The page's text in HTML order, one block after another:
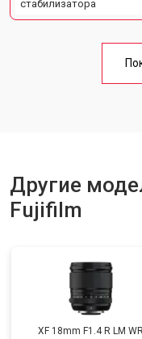
стабилизатора
Другие
Fujifilm
XF 18mm F1.4 R LM WR